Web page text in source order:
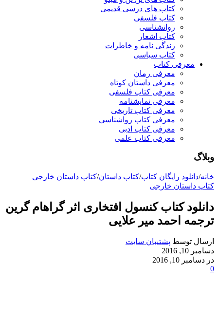
کتاب های درسی قدیمی
کتاب فلسفی
روانشناسی
کتاب اشعار
زندگی نامه و خاطرات
کتاب سیاسی
معرفی کتاب
معرفی رمان
معرفی داستان کوتاه
معرفی کتاب فلسفی
معرفی نمایشنامه
معرفی کتاب تاریخی
معرفی کتاب رواشناسی
معرفی کتاب ادبی
معرفی کتاب علمی
وبلاگ
خانه/دانلود رایگان کتاب/کتاب داستان/کتاب داستان خارجی
کتاب داستان خارجی
دانلود کتاب کنسول افتخاری اثر گراهام گرین
ترجمه احمد میر علایی
ارسال توسط پشتیبان سایت
دسامبر 10, 2016
در دسامبر 10, 2016
0